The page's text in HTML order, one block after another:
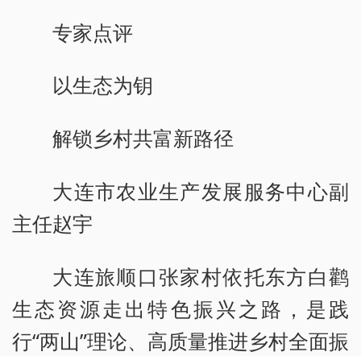
专家点评
以生态为钥
解锁乡村共富新路径
大连市农业生产发展服务中心副
主任赵宇
大连旅顺口张家村依托东方白鹳
生态资源走出特色振兴之路，是践
行“两山”理论、高质量推进乡村全面振